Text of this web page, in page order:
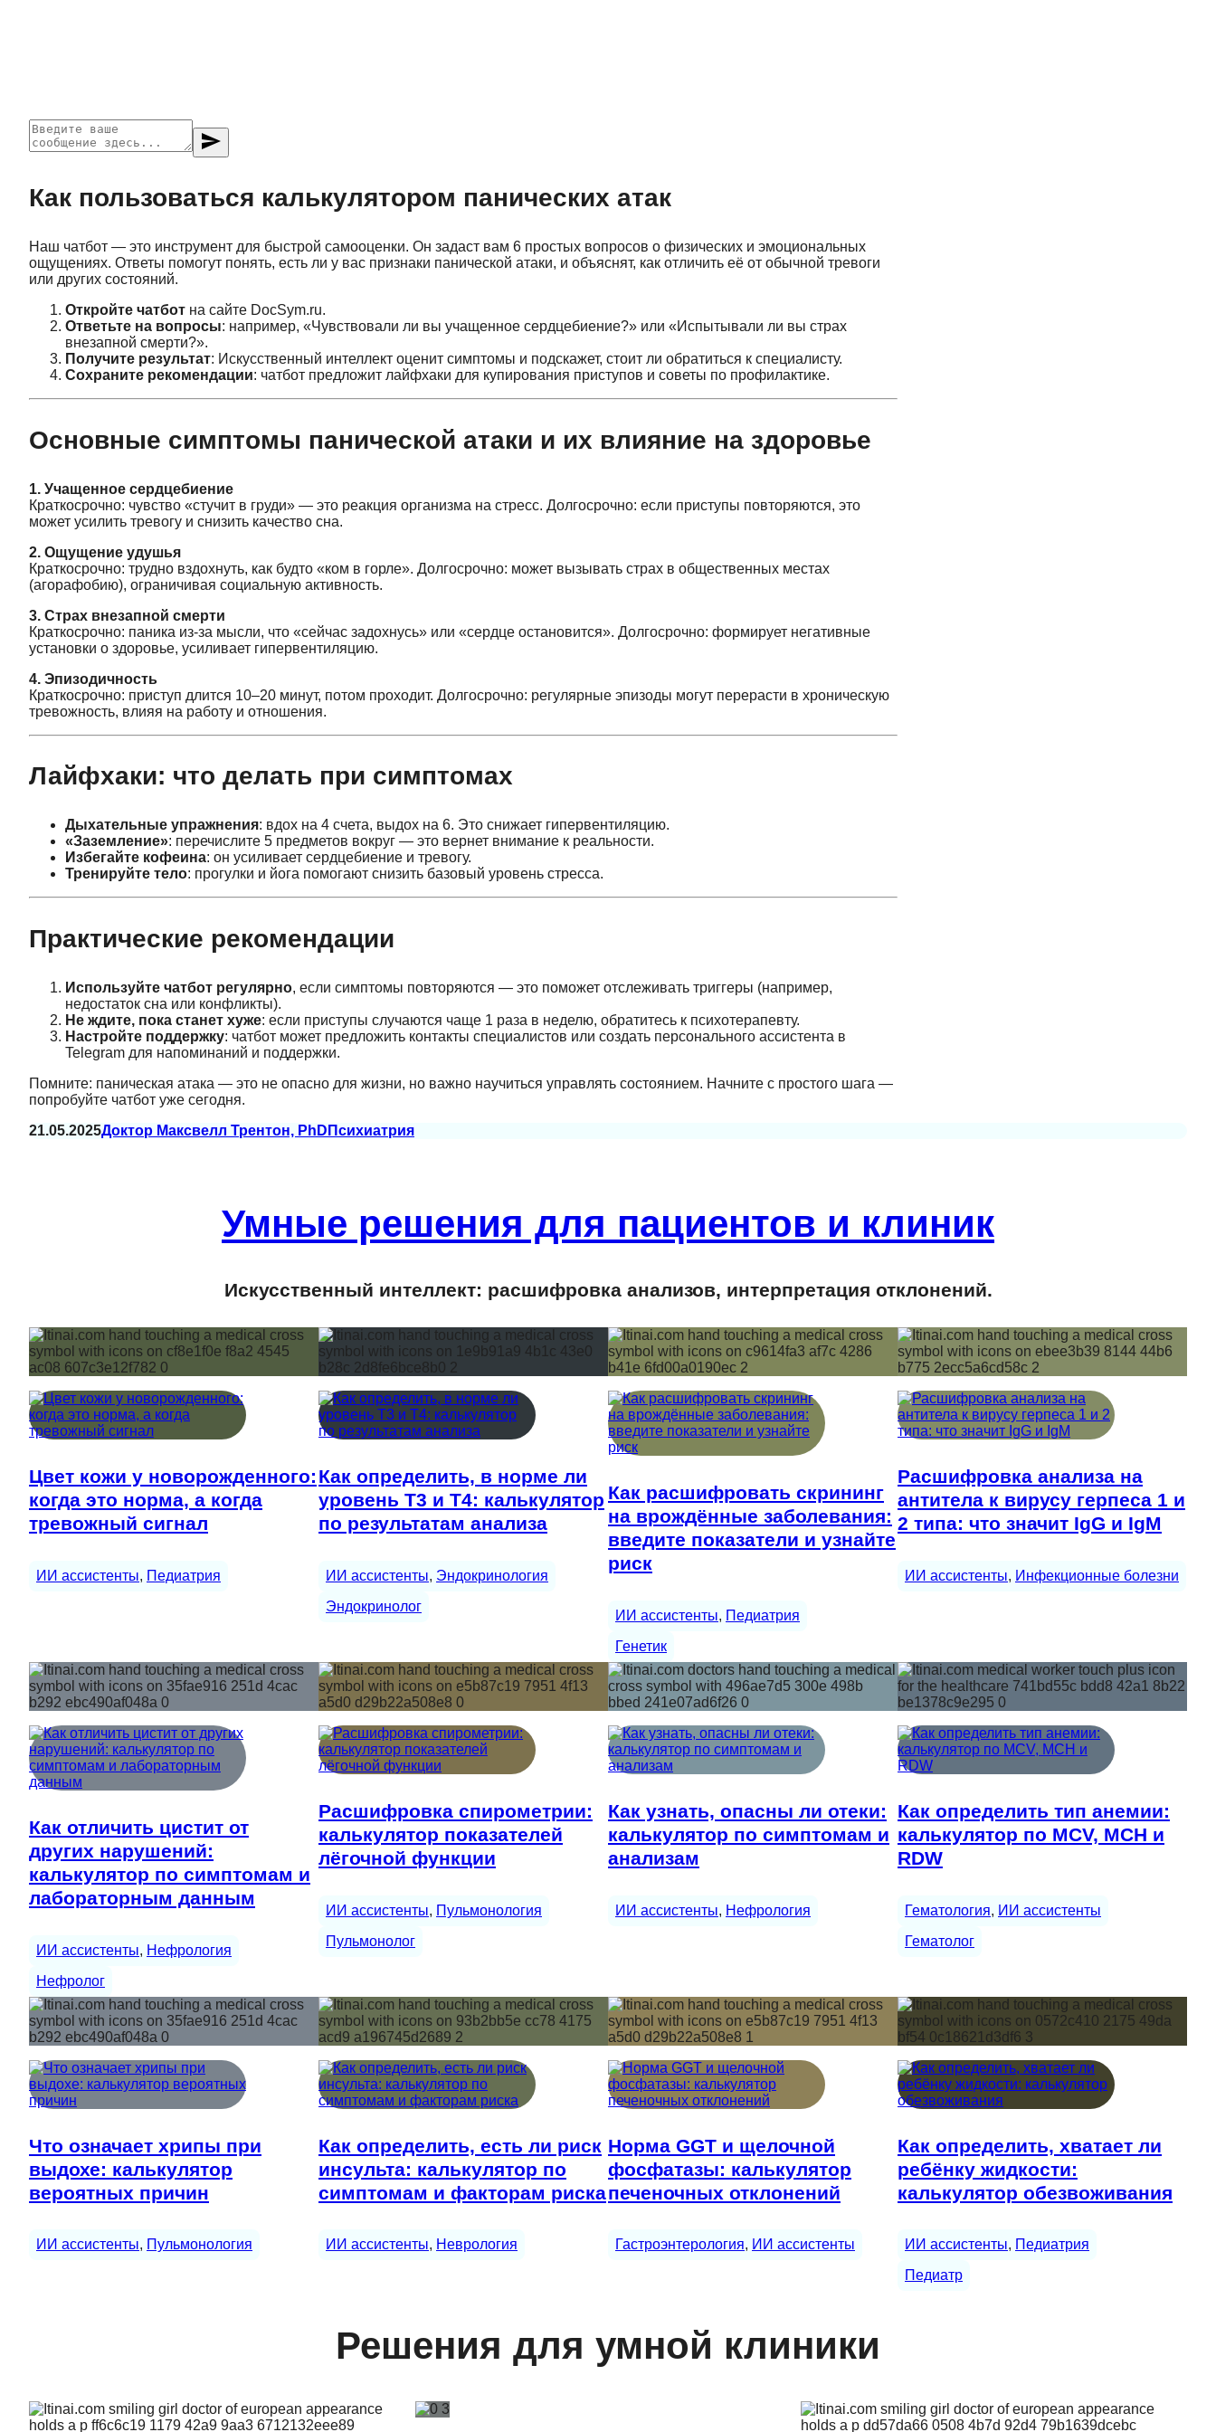
send
Как пользоваться калькулятором панических атак
Наш чатбот — это инструмент для быстрой самооценки. Он задаст вам 6 простых вопросов о физических и эмоциональных
ощущениях. Ответы помогут понять, есть ли у вас признаки панической атаки, и объяснят, как отличить её от обычной тревоги
или других состояний.
Откройте чатбот на сайте DocSym.ru.
Ответьте на вопросы: например, «Чувствовали ли вы учащенное сердцебиение?» или «Испытывали ли вы страх
внезапной смерти?».
Получите результат: Искусственный интеллект оценит симптомы и подскажет, стоит ли обратиться к специалисту.
Сохраните рекомендации: чатбот предложит лайфхаки для купирования приступов и советы по профилактике.
Основные симптомы панической атаки и их влияние на здоровье
1. Учащенное сердцебиение
Краткосрочно: чувство «стучит в груди» — это реакция организма на стресс. Долгосрочно: если приступы повторяются, это
может усилить тревогу и снизить качество сна.
2. Ощущение удушья
Краткосрочно: трудно вздохнуть, как будто «ком в горле». Долгосрочно: может вызывать страх в общественных местах
(агорафобию), ограничивая социальную активность.
3. Страх внезапной смерти
Краткосрочно: паника из-за мысли, что «сейчас задохнусь» или «сердце остановится». Долгосрочно: формирует негативные
установки о здоровье, усиливает гипервентиляцию.
4. Эпизодичность
Краткосрочно: приступ длится 10–20 минут, потом проходит. Долгосрочно: регулярные эпизоды могут перерасти в хроническую
тревожность, влияя на работу и отношения.
Лайфхаки: что делать при симптомах
Дыхательные упражнения: вдох на 4 счета, выдох на 6. Это снижает гипервентиляцию.
«Заземление»: перечислите 5 предметов вокруг — это вернет внимание к реальности.
Избегайте кофеина: он усиливает сердцебиение и тревогу.
Тренируйте тело: прогулки и йога помогают снизить базовый уровень стресса.
Практические рекомендации
Используйте чатбот регулярно, если симптомы повторяются — это поможет отслеживать триггеры (например,
недостаток сна или конфликты).
Не ждите, пока станет хуже: если приступы случаются чаще 1 раза в неделю, обратитесь к психотерапевту.
Настройте поддержку: чатбот может предложить контакты специалистов или создать персонального ассистента в
Telegram для напоминаний и поддержки.
Помните: паническая атака — это не опасно для жизни, но важно научиться управлять состоянием. Начните с простого шага —
попробуйте чатбот уже сегодня.
21.05.2025Доктор Максвелл Трентон, PhD Психиатрия
Умные решения для пациентов и клиник
Искусственный интеллект: расшифровка анализов, интерпретация отклонений.
Цвет кожи у новорожденного:
когда это норма, а когда
тревожный сигнал
ИИ ассистенты, Педиатрия
Как определить, в норме ли
уровень Т3 и Т4: калькулятор
по результатам анализа
ИИ ассистенты, Эндокринология
Эндокринолог
Как расшифровать скрининг
на врождённые заболевания:
введите показатели и узнайте
риск
ИИ ассистенты, Педиатрия
Генетик
Расшифровка анализа на
антитела к вирусу герпеса 1 и
2 типа: что значит IgG и IgM
ИИ ассистенты, Инфекционные болезни
Как отличить цистит от
других нарушений:
калькулятор по симптомам и
лабораторным данным
ИИ ассистенты, Нефрология
Нефролог
Расшифровка спирометрии:
калькулятор показателей
лёгочной функции
ИИ ассистенты, Пульмонология
Пульмонолог
Как узнать, опасны ли отеки:
калькулятор по симптомам и
анализам
ИИ ассистенты, Нефрология
Как определить тип анемии:
калькулятор по MCV, MCH и
RDW
Гематология, ИИ ассистенты
Гематолог
Что означает хрипы при
выдохе: калькулятор
вероятных причин
ИИ ассистенты, Пульмонология
Как определить, есть ли риск
инсульта: калькулятор по
симптомам и факторам риска
ИИ ассистенты, Неврология
Норма GGT и щелочной
фосфатазы: калькулятор
печеночных отклонений
Гастроэнтерология, ИИ ассистенты
Как определить, хватает ли
ребёнку жидкости:
калькулятор обезвоживания
ИИ ассистенты, Педиатрия
Педиатр
Решения для умной клиники